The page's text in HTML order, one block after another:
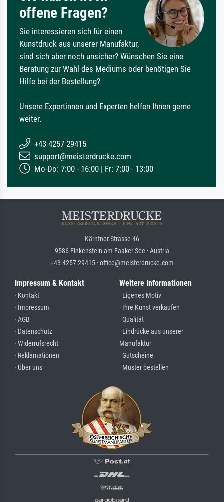
offene Fragen?
Sie interessieren sich für einen
Kunstdruck aus unserer Manufaktur,
sind sich aber noch unsicher? Wünschen Sie eine
Beratung zur Wahl des Mediums oder benötigen Sie
Hilfe bei der Bestellung?
Unsere Expertinnen und Experten helfen Ihnen gerne
weiter.
+43 4257 29415
support@meisterdrucke.com
Mo-Do: 7:00 - 16:00 | Fr: 7:00 - 13:00
Kärntner Strasse 46
9586 Finkenstein am Faaker See · Austria
+43 4257 29415 · office@meisterdrucke.com
Impressum & Kontakt
· Kontakt
· Impressum
· AGB
· Datenschutz
· Widerrufsrecht
· Reklamationen
· Über uns
Weitere Informationen
· Eigenes Motiv
· Ihre Kunst verkaufen
· Qualität
· Eindrücke aus unserer
Manufaktur
· Gutscheine
· Muster bestellen